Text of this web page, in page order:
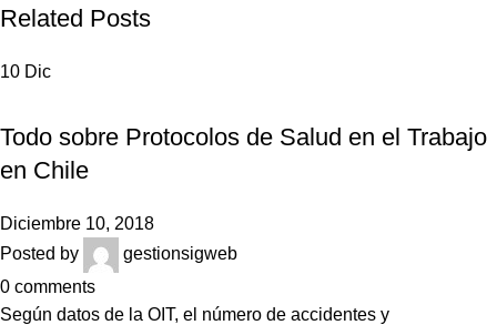
Related Posts
10 Dic
Todo sobre Protocolos de Salud en el Trabajo
en Chile
Diciembre 10, 2018
Posted by
gestionsigweb
0 comments
Según datos de la OIT, el número de accidentes y